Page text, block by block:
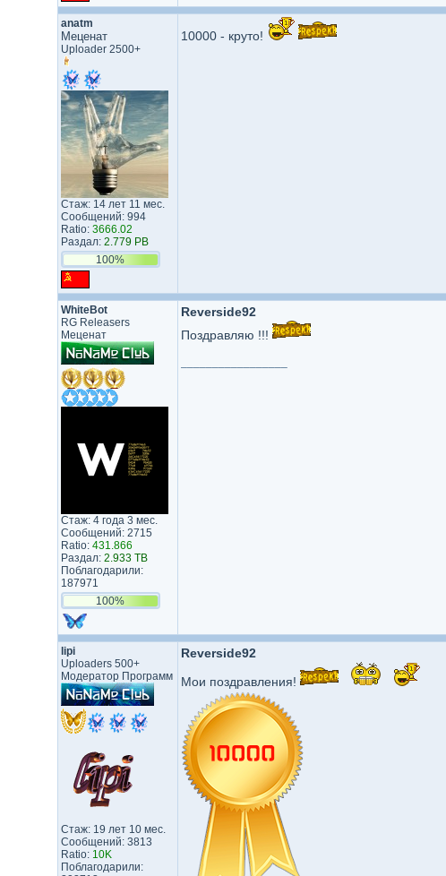
anatm
Меценат
Uploader 2500+
Стаж: 14 лет 11 мес.
Сообщений: 994
Ratio: 3666.02
Раздал: 2.779 PB
100%
10000 - круто!
WhiteBot
RG Releasers
Меценат
Стаж: 4 года 3 мес.
Сообщений: 2715
Ratio: 431.866
Раздал: 2.933 TB
Поблагодарили:
187971
100%
Reverside92
Поздравляю !!!
lipi
Uploaders 500+
Модератор Программ
Стаж: 19 лет 10 мес.
Сообщений: 3813
Ratio: 10K
Поблагодарили:
Reverside92
Мои поздравления!